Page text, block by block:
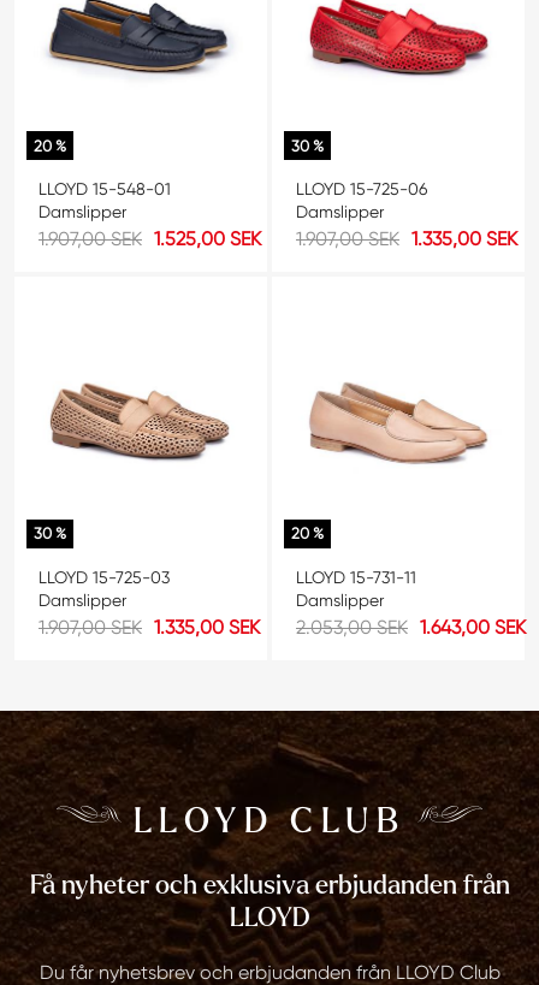
20 %
LLOYD 15-548-01
Damslipper
1.907,00 SEK 1.525,00 SEK
30 %
LLOYD 15-725-06
Damslipper
1.907,00 SEK 1.335,00 SEK
30 %
LLOYD 15-725-03
Damslipper
1.907,00 SEK 1.335,00 SEK
20 %
LLOYD 15-731-11
Damslipper
2.053,00 SEK 1.643,00 SEK
LLOYD CLUB
Få nyheter och exklusiva erbjudanden från
LLOYD
Du får nyhetsbrev och erbjudanden från LLOYD Club